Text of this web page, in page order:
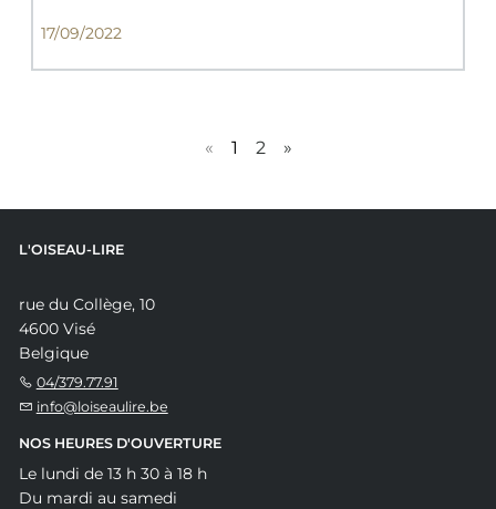
17/09/2022
« 1 2 »
L'OISEAU-LIRE
rue du Collège, 10
4600 Visé
Belgique
04/379.77.91
info@loiseaulire.be
NOS HEURES D'OUVERTURE
Le lundi de 13 h 30 à 18 h
Du mardi au samedi